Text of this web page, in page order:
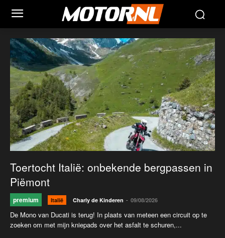
Toertocht Italië: onbekende bergpassen in
Piëmont
premium Italië Charly de Kinderen - 09/08/2026
De Mono van Ducati is terug! In plaats van meteen een circuit op te
zoeken om met mijn kniepads over het asfalt te schuren,...